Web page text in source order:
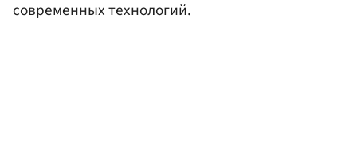
современных технологий.